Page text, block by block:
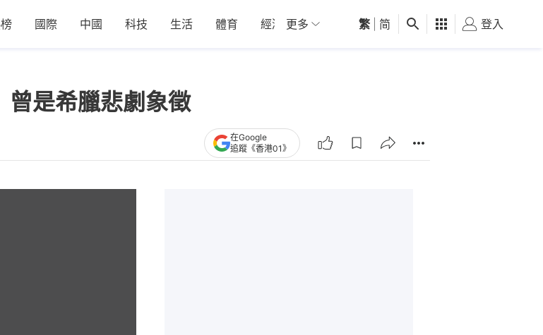
國際 中國 科技 生活 體育 經濟 01深圳 觀點 健康 好食玩飛
更多 繁 简 登入
是希臘悲劇象徵
在Google
追蹤《香港01》